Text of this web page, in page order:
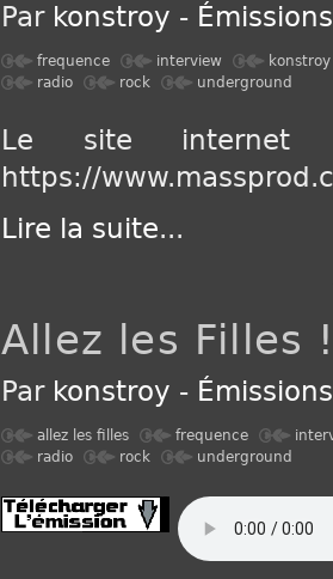
Par konstroy -
frequence interview
konstroy
radio
rock underground
Le site internet
https://
Lire la suite...
Allez les Filles
Par konstroy -
allez les filles frequence
radio
rock underground